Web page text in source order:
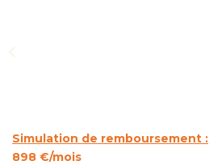
Simulation de remboursement :
898 €/mois